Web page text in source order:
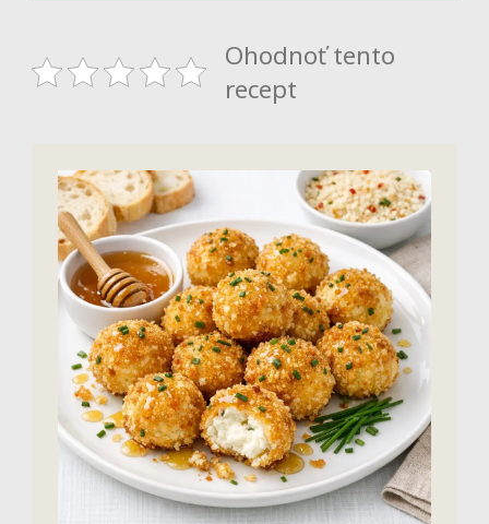
Ohodnoť tento
recept